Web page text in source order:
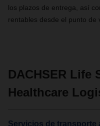
los plazos de entrega, así
rentables desde el punto de
DACHSER Life
Healthcare
Servicios de transporte